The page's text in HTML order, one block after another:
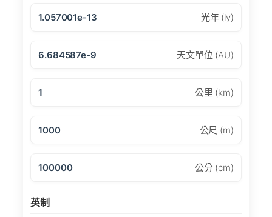
1.057001e-13 光年 (ly)
6.684587e-9 天文單位 (AU)
1 公里 (km)
1000 公尺 (m)
100000 公分 (cm)
英制